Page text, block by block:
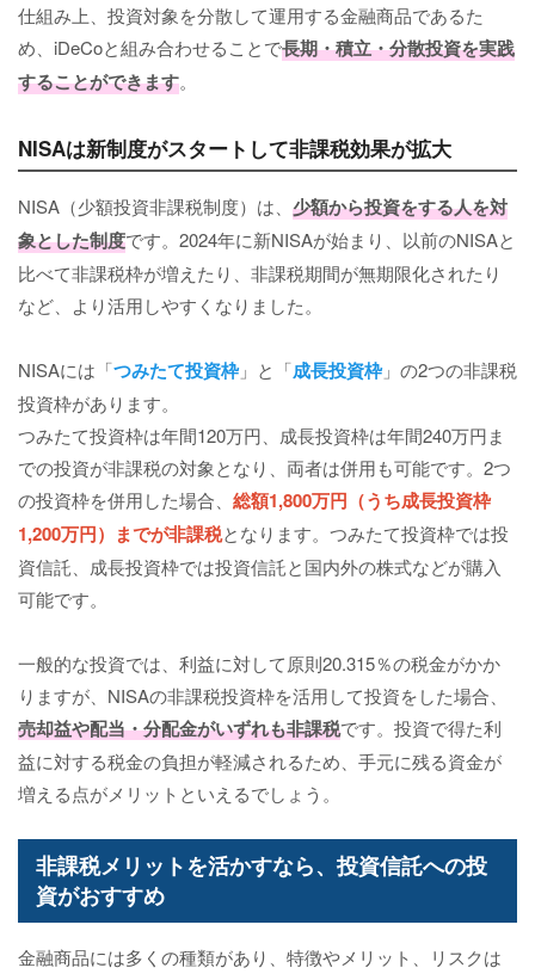
仕組み上、投資対象を分散して運用する金融商品であるた
め、iDeCoと組み合わせることで長期・積立・分散投資を実践
することができます。
NISAは新制度がスタートして非課税効果が拡大
NISA（少額投資非課税制度）は、 少額から投資をする人を対
象とした制度です。2024年に新NISAが始まり、以前のNISAと
比べて非課税枠が増えたり、非課税期間が無期限化されたり
など、より活用しやすくなりました。
NISAには「つみたて投資枠」と「成長投資枠」の2つの非課税
投資枠があります。
つみたて投資枠は年間120万円、成長投資枠は年間240万円ま
での投資が非課税の対象となり、両者は併用も可能です。2つ
の投資枠を併用した場合、 総額1,800万円（うち成長投資枠
1,200万円）までが非課税となります。つみたて投資枠では投
資信託、成長投資枠では投資信託と国内外の株式などが購入
可能です。
一般的な投資では、利益に対して原則20.315％の税金がかか
りますが、NISAの非課税投資枠を活用して投資をした場合、
売却益や配当・分配金がいずれも非課税です。投資で得た利
益に対する税金の負担が軽減されるため、手元に残る資金が
増える点がメリットといえるでしょう。
非課税メリットを活かすなら、投資信託への投
資がおすすめ
金融商品には多くの種類があり、特徴やメリット、リスクは